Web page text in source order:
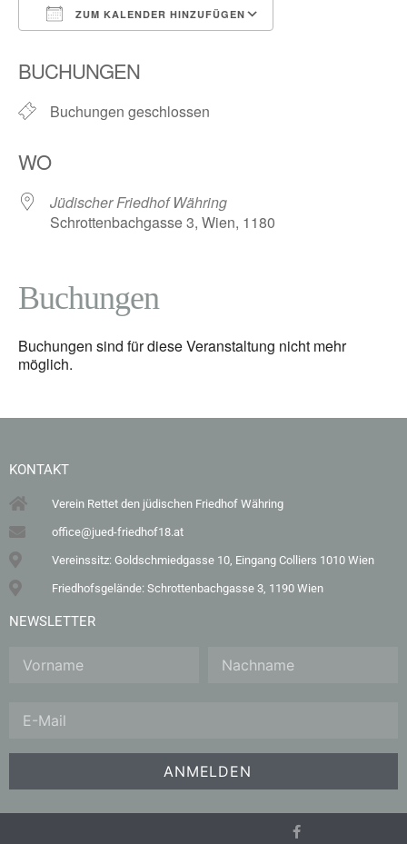
ZUM KALENDER HINZUFÜGEN
BUCHUNGEN
Buchungen geschlossen
WO
Jüdischer Friedhof Währing
Schrottenbachgasse 3, Wien, 1180
Buchungen
Buchungen sind für diese Veranstaltung nicht mehr
möglich.
KONTAKT
Verein Rettet den jüdischen Friedhof Währing
office@jued-friedhof18.at
Vereinssitz: Goldschmiedgasse 10, Eingang Colliers 1010 Wien
Friedhofsgelände: Schrottenbachgasse 3, 1190 Wien
NEWSLETTER